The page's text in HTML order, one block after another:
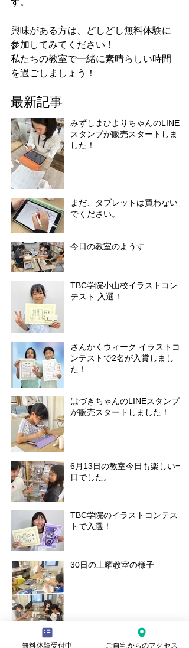
す。
興味がある方は、どしどし無料体験に
参加してみてください！
私たちの教室で一緒に素晴らしい時間
を過ごしましょう！
最新記事
みずしまひよりちゃんのLINE
スタンプが販売スタートしま
した！
まだ、タブレットは買わない
でください。
今日の教室のようす
TBC学院小山校イラストコン
テスト 入選！
さんかくウィーク イラストコ
ンテストで2名が入賞しまし
た！
はづきちゃんのLINEスタンプ
が販売スタートしました！
6月13日の教室今日も楽しい一
日でした。
TBC学院のイラストコンテス
トで入選！
30日の土曜教室の様子
無料体験受付中 ご自宅からのアクセス